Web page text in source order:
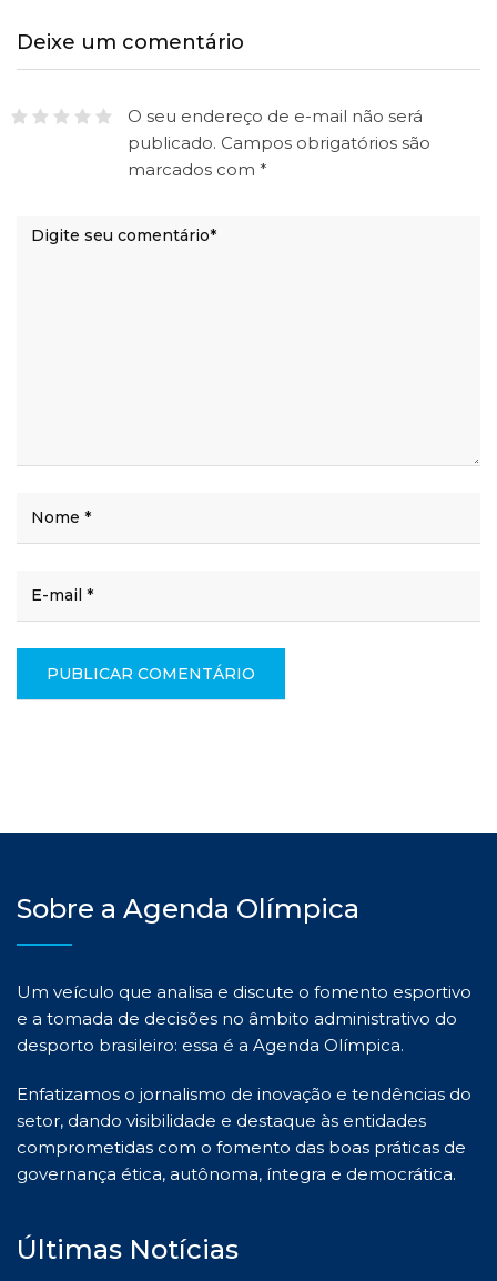
Deixe um comentário
O seu endereço de e-mail não será
publicado. Campos obrigatórios são
marcados com *
Sobre a Agenda Olímpica
Um veículo que analisa e discute o fomento esportivo
e a tomada de decisões no âmbito administrativo do
desporto brasileiro: essa é a Agenda Olímpica.
Enfatizamos o jornalismo de inovação e tendências do
setor, dando visibilidade e destaque às entidades
comprometidas com o fomento das boas práticas de
governança ética, autônoma, íntegra e democrática.
Últimas Notícias